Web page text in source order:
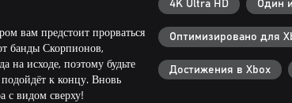
вам предстоит прорваться
банды Скорпионов,
на исходе, поэтому будьте
к концу. Вновь
с видом сверху!
4K Ultra HD Один
Оптимизировано для
Достижения в Xbox